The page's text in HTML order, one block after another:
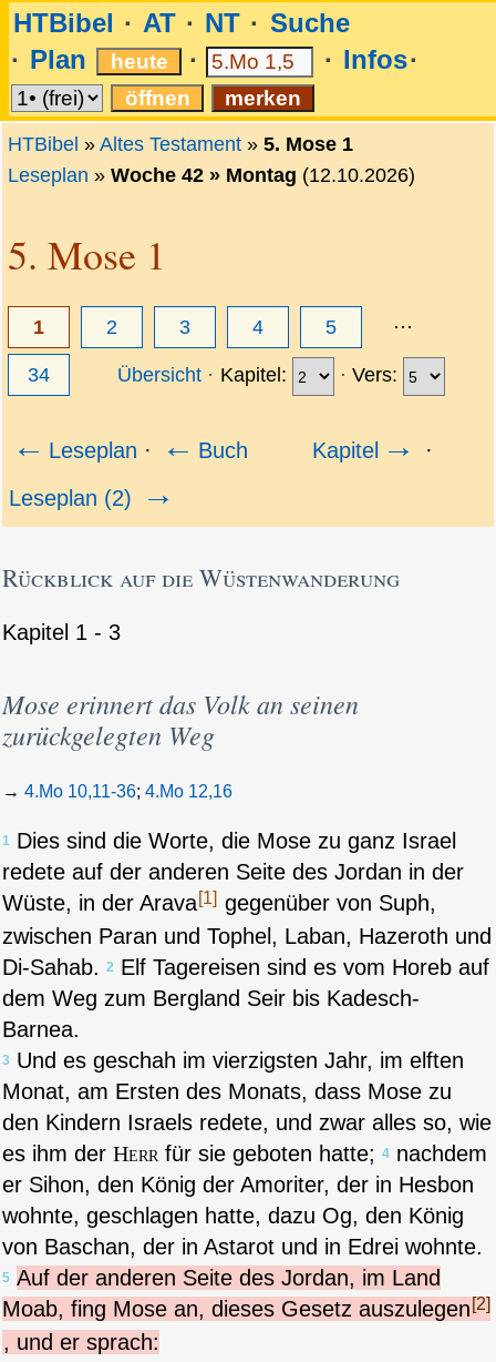
HTBibel AT NT
Suche
Plan
Infos
HTBibel »Altes Testament »5. Mose 1
Leseplan »Woche 42 » Montag (12.10.2026)
5. Mose 1
1 2 3 4 5 ···
34 Übersicht Kapitel: Vers:
← Leseplan · ← Buch Kapitel →
·
Leseplan (2)
→
Rückblick auf die Wüstenwanderung
Kapitel 1 - 3
Mose erinnert das Volk an seinen
zurückgelegten Weg
→4.Mo 10,11-36;4.Mo 12,16
1 Dies sind die Worte, die Mose zu ganz Israel
redete auf der anderen Seite des Jordan in der
Wüste, in der Arava[1] gegenüber von Suph,
zwischen Paran und Tophel, Laban, Hazeroth und
Di-Sahab. 2 Elf Tagereisen sind es vom Horeb auf
dem Weg zum Bergland Seir bis Kadesch-
Barnea.
3 Und es geschah im vierzigsten Jahr, im elften
Monat, am Ersten des Monats, dass Mose zu
den Kindern Israels redete, und zwar alles so, wie
es ihm derHerrfür sie geboten hatte; 4 nachdem
er Sihon, den König der Amoriter, der in Hesbon
wohnte, geschlagen hatte, dazu Og, den König
von Baschan, der in Astarot und in Edrei wohnte.
5 Auf der anderen Seite des Jordan, im Land
Moab, fing Mose an, dieses Gesetz auszulegen [2]
, und er sprach: